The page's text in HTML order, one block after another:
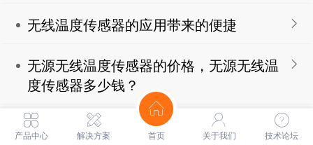
无线温度传感器的应用带来的便捷
无源无线温度传感器的价格，无源无线温
度传感器多少钱？
无线测温系统的应用领域
产品中心 解决方案 首页 关于我们 技术论坛